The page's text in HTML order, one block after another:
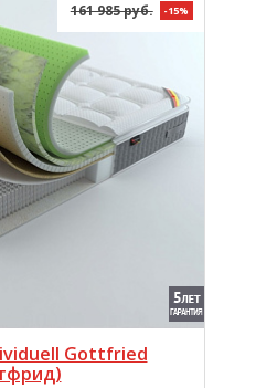
161 985 руб. -15%
Gottfried